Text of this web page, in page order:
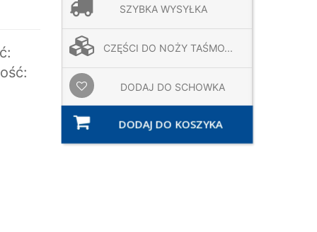
SZYBKA WYSYŁKA
CZĘŚCI DO NOŻY TAŚMO...
DODAJ DO SCHOWKA
DODAJ DO KOSZYKA